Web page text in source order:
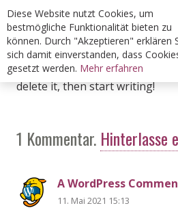
Welcome to WordPress. This is
delete it, then start writing!
1 Kommentar. Hinterlasse
A WordPress
11. Mai 2021 15:13
Diese Website nutzt Cookies, um
bestmögliche Funktionalität bieten zu
können. Durch "Akzeptieren" erklären
sich damit einverstanden, dass
gesetzt werden. Mehr erfahren